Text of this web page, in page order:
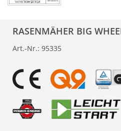
RASENMÄHER BIG
Art.-Nr.: 95335